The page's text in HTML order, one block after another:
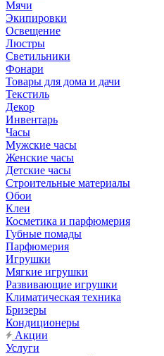
Мячи
Экипировки
Освещение
Люстры
Светильники
Фонари
Товары для дома и дачи
Текстиль
Декор
Инвентарь
Часы
Мужские часы
Женские часы
Детские часы
Строительные материалы
Обои
Клеи
Косметика и парфюмерия
Губные помады
Парфюмерия
Игрушки
Мягкие игрушки
Развивающие игрушки
Климатическая техника
Бризеры
Кондиционеры
Акции
Услуги